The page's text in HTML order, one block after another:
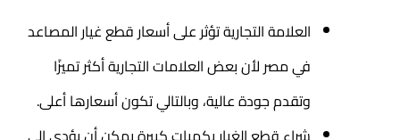
العلامة التجارية تؤثر على أسعار قطع غيار المصاعد
في مصر لأن بعض العلامات التجارية أكثر تميزًا
وتقدم جودة عالية، وبالتالي تكون أسعارها أعلى.